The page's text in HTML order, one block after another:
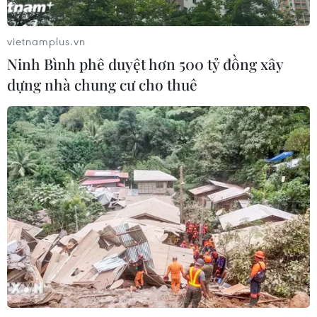
can
04/08/2026 09:23
Xem thêm
CƠ QUAN CHỦ QUẢN: THÔNG TẤN XÃ VIỆT NAM
Tổng Biên tập: TRẦN TIẾN DUẨN
Phó Tổng Biên tập: NGUYỄN THỊ TÁM, KHÚC THANH
THỦY
Sở hữu trí tuệ
Quy định sử dụng
vietnamplus.vn
Ninh Bình phê duyệt hơn 500 tỷ đồng xây
dựng nhà chung cư cho thuê